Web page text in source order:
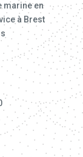
marine en
à Brest